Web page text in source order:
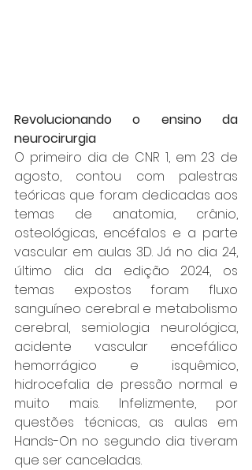
Revolucionando o ensino da
neurocirurgia
O primeiro dia de CNR 1, em 23 de
agosto, contou com palestras
teóricas que foram dedicadas aos
temas de anatomia, crânio,
osteológicas, encéfalos e a parte
vascular em aulas 3D. Já no dia 24,
último dia da edição 2024, os
temas expostos foram fluxo
sanguíneo cerebral e metabolismo
cerebral, semiologia neurológica,
acidente vascular encefálico
hemorrágico e isquêmico,
hidrocefalia de pressão normal e
muito mais. Infelizmente, por
questões técnicas, as aulas em
Hands-On no segundo dia tiveram
que ser canceladas.